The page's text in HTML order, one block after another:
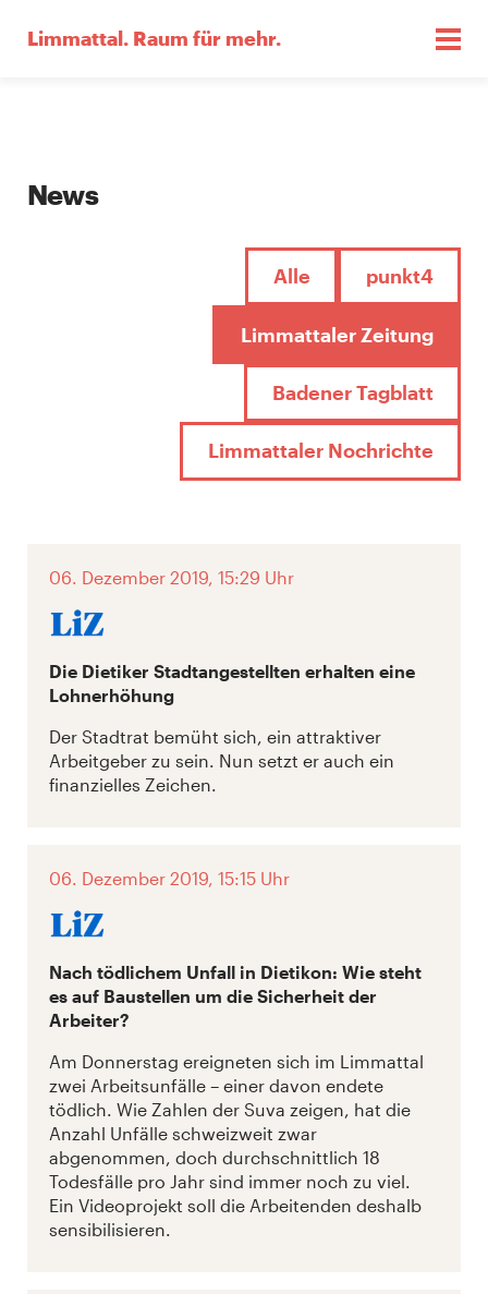
Limmattal. Raum für mehr.
News
Alle punkt4
Limmattaler Zeitung
Badener Tagblatt
Limmattaler Nochrichte
06. Dezember 2019, 15:29 Uhr
Die Dietiker Stadtangestellten erhalten eine
Lohnerhöhung
Der Stadtrat bemüht sich, ein attraktiver
Arbeitgeber zu sein. Nun setzt er auch ein
finanzielles Zeichen.
06. Dezember 2019, 15:15 Uhr
Nach tödlichem Unfall in Dietikon: Wie steht
es auf Baustellen um die Sicherheit der
Arbeiter?
Am Donnerstag ereigneten sich im Limmattal
zwei Arbeitsunfälle – einer davon endete
tödlich. Wie Zahlen der Suva zeigen, hat die
Anzahl Unfälle schweizweit zwar
abgenommen, doch durchschnittlich 18
Todesfälle pro Jahr sind immer noch zu viel.
Ein Videoprojekt soll die Arbeitenden deshalb
sensibilisieren.